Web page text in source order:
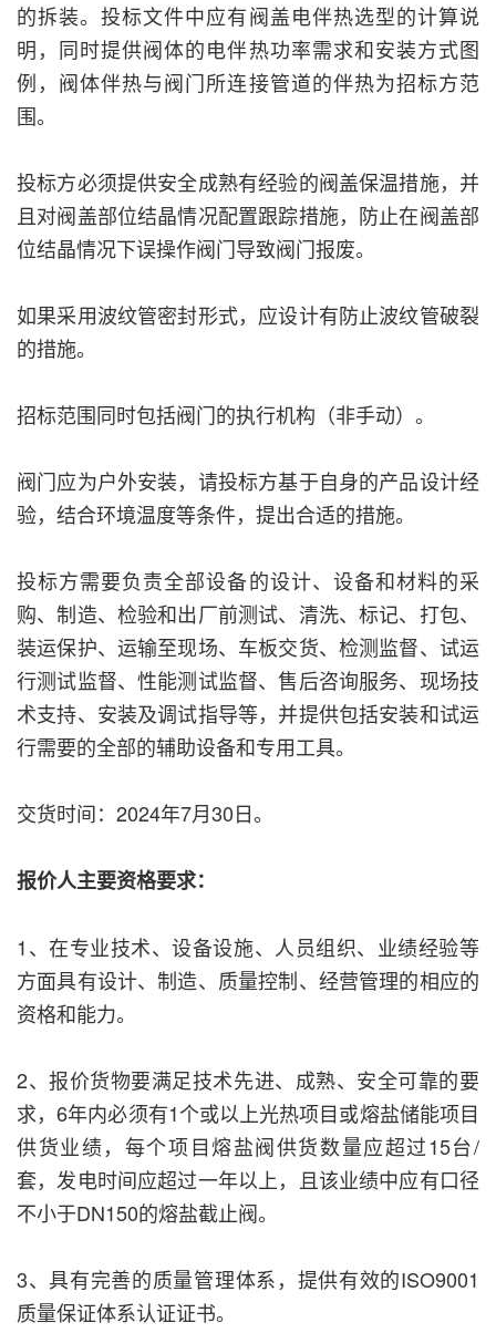
的拆装。投标文件中应有阀盖电伴热选型的计算说
明，同时提供阀体的电伴热功率需求和安装方式图
例，阀体伴热与阀门所连接管道的伴热为招标方范
围。
投标方必须提供安全成熟有经验的阀盖保温措施，并
且对阀盖部位结晶情况配置跟踪措施，防止在阀盖部
位结晶情况下误操作阀门导致阀门报废。
如果采用波纹管密封形式，应设计有防止波纹管破裂
的措施。
招标范围同时包括阀门的执行机构（非手动）。
阀门应为户外安装，请投标方基于自身的产品设计经
验，结合环境温度等条件，提出合适的措施。
投标方需要负责全部设备的设计、设备和材料的采
购、制造、检验和出厂前测试、清洗、标记、打包、
装运保护、运输至现场、车板交货、检测监督、试运
行测试监督、性能测试监督、售后咨询服务、现场技
术支持、安装及调试指导等，并提供包括安装和试运
行需要的全部的辅助设备和专用工具。
交货时间：2024年7月30日。
报价人主要资格要求：
1、在专业技术、设备设施、人员组织、业绩经验等
方面具有设计、制造、质量控制、经营管理的相应的
资格和能力。
2、报价货物要满足技术先进、成熟、安全可靠的要
求，6年内必须有1个或以上光热项目或熔盐储能项目
供货业绩，每个项目熔盐阀供货数量应超过15台/
套，发电时间应超过一年以上，且该业绩中应有口径
不小于DN150的熔盐截止阀。
3、具有完善的质量管理体系，提供有效的ISO9001
质量保证体系认证证书。